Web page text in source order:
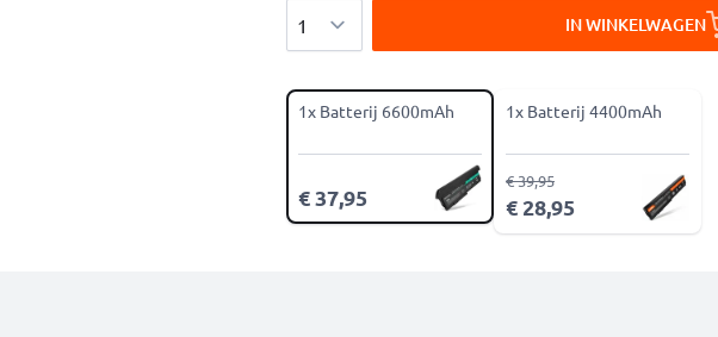
IN WINKELWAGEN
1x Batterij 6600mAh
€ 37,95
1x Batterij 4400mAh
€ 28,95
€ 39,95